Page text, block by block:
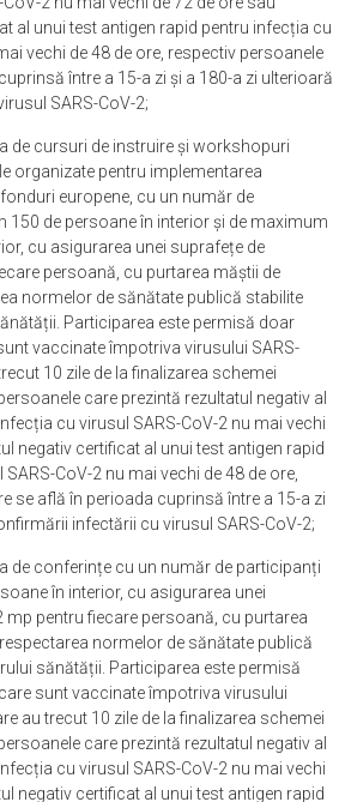
al unui test antigen rapid pentru infecția cu
vechi de 48 de ore, respectiv persoanele
între a 15-a zi și a 180-a zi ulterioară
SARS-CoV-2;
de cursuri de instruire și workshopuri
organizate pentru implementarea
europene, cu un număr de
150 de persoane în interior și de maximum
cu asigurarea unei suprafețe de
persoană, cu purtarea măștii de
normelor de sănătate publică stabilite
Participarea este permisă doar
vaccinate împotriva virusului SARS-
10 zile de la finalizarea schemei
care prezintă rezultatul negativ al
cu virusul SARS-CoV-2 nu mai vechi
negativ certificat al unui test antigen rapid
CoV-2 nu mai vechi de 48 de ore,
se află în perioada cuprinsă între a 15-a zi
infectării cu virusul SARS-CoV-2;
de conferințe cu un număr de participanți
în interior, cu asigurarea unei
pentru fiecare persoană, cu purtarea
normelor de sănătate publică
sănătății. Participarea este permisă
sunt vaccinate împotriva virusului
au trecut 10 zile de la finalizarea schemei
care prezintă rezultatul negativ al
cu virusul SARS-CoV-2 nu mai vechi
negativ certificat al unui test antigen rapid